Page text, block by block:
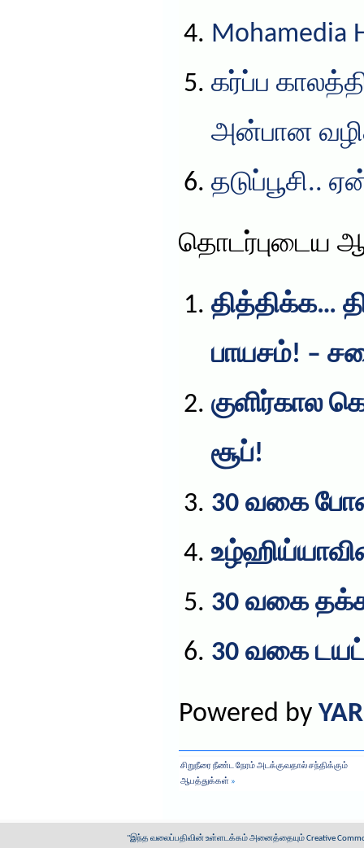
Mohamedia
கர்ப்ப
அன்பான
தடுப்பூசி..
தொடர்புடைய
தித்திக்க…
பாயசம்! –
குளிர்கால
சூப்!
30 வகை
30 வகை
30 வகை
Powered by
சிறுநீரை நீண்ட நேரம் அடக்குவதால் சந்திக்கும்
ஆபத்துக்கள் »
"இந்த வலைப்பதிவின் உள்ளடக்கம் அனைத்தையும்Creative